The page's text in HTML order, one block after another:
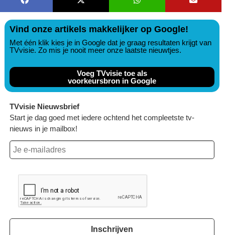
Vind onze artikels makkelijker op Google!
Met één klik kies je in Google dat je graag resultaten krijgt van
TVvisie. Zo mis je nooit meer onze laatste nieuwtjes.
Voeg TVvisie toe als
voorkeursbron in Google
TVvisie Nieuwsbrief
Start je dag goed met iedere ochtend het compleetste tv-
nieuws in je mailbox!
Inschrijven